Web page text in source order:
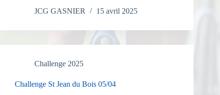
JCG GASNIER
15 avril 2025
Challenge 2025
Challenge St Jean du Bois 05/04